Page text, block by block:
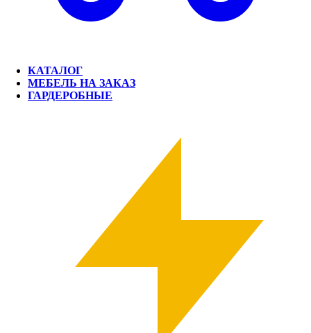
КАТАЛОГ
МЕБЕЛЬ НА ЗАКАЗ
ГАРДЕРОБНЫЕ